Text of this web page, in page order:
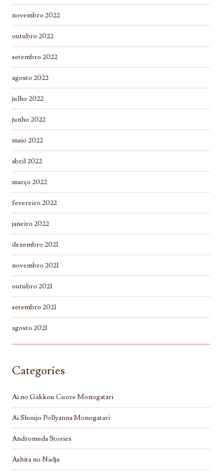
novembro 2022
outubro 2022
setembro 2022
agosto 2022
julho 2022
junho 2022
maio 2022
abril 2022
março 2022
fevereiro 2022
janeiro 2022
dezembro 2021
novembro 2021
outubro 2021
setembro 2021
agosto 2021
Categories
Ai no Gakkou Cuore Monogatari
Ai Shoujo Pollyanna Monogatari
Andromeda Stories
Ashita no Nadja